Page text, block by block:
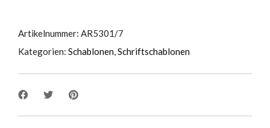
Artikelnummer: AR5301/7
Kategorien: Schablonen,Schriftschablonen